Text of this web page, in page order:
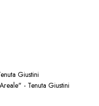
Giustini
- Tenuta Giustini